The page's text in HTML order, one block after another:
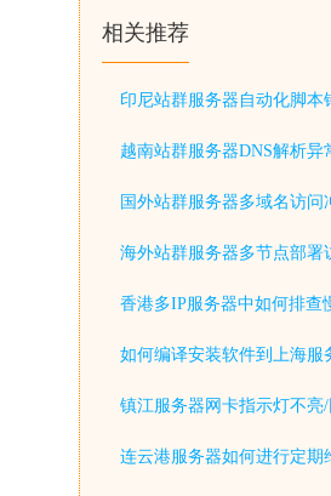
相关推荐
印尼站群服务器自动化脚本
越南站群服务器DNS解析异
国外站群服务器多域名访问
海外站群服务器多节点部署
香港多IP服务器中如何排查
如何编译安装软件到上海服
镇江服务器网卡指示灯不亮
连云港服务器如何进行定期